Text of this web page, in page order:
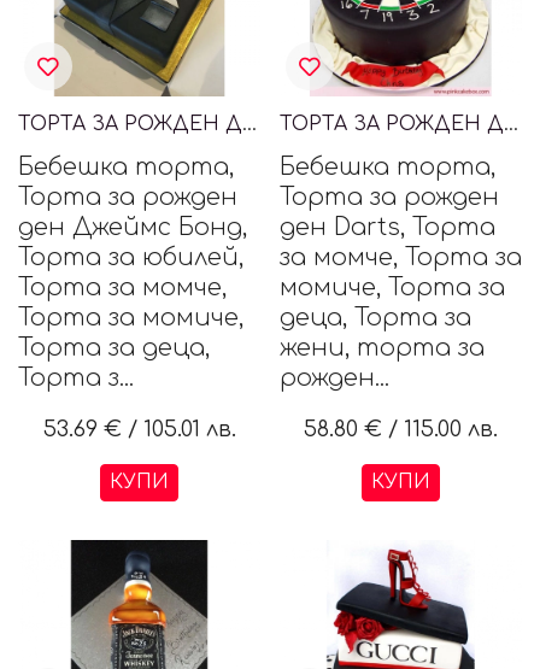
ТОРТА ЗА РОЖДЕН ДЕН ДЖЕЙМС БОНД
Бебешка торта,
Торта за рожден
ден Джеймс Бонд,
Торта за юбилей,
Торта за момче,
Торта за момиче,
Торта за деца,
Торта з...
53.69 € / 105.01 лв.
КУПИ
ТОРТА ЗА РОЖДЕН ДЕН DARTS
Бебешка торта,
Торта за рожден
ден Darts, Торта
за момче, Торта за
момиче, Торта за
деца, Торта за
жени, торта за
рожден...
58.80 € / 115.00 лв.
КУПИ